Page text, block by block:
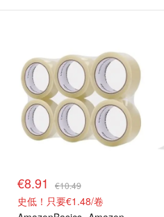
€8.91 €10.49
史低！只要€1.48/卷